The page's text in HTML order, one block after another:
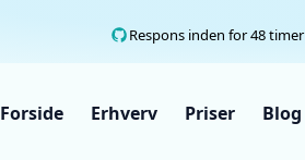
Respons inden for 48 timer
Forside
Erhverv Priser Blog